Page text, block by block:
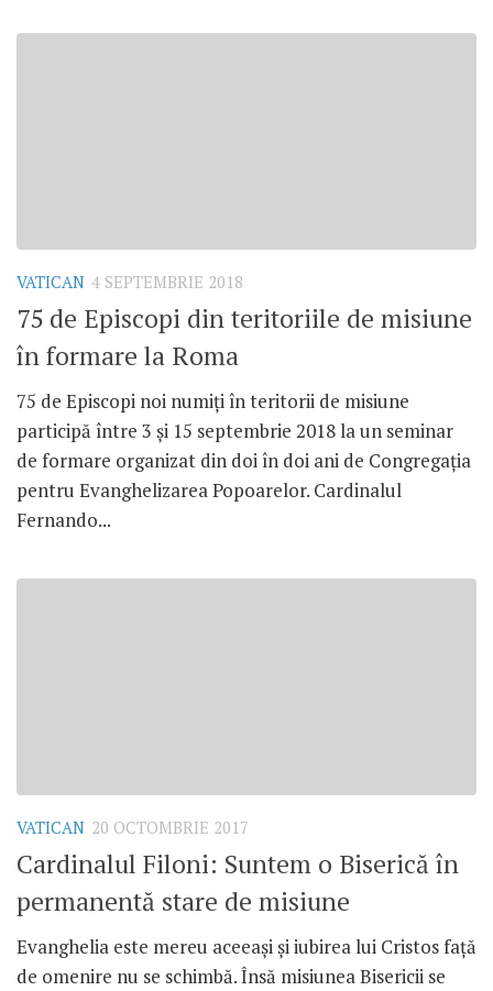
VATICAN 4 SEPTEMBRIE 2018
75 de Episcopi din teritoriile de misiune
în formare la Roma
75 de Episcopi noi numiți în teritorii de misiune
participă între 3 și 15 septembrie 2018 la un seminar
de formare organizat din doi în doi ani de Congregația
pentru Evanghelizarea Popoarelor. Cardinalul
Fernando...
VATICAN 20 OCTOMBRIE 2017
Cardinalul Filoni: Suntem o Biserică în
permanentă stare de misiune
Evanghelia este mereu aceeași și iubirea lui Cristos față
de omenire nu se schimbă. Însă misiunea Bisericii se